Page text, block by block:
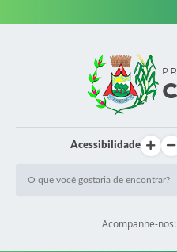
Acessibilidade
Acompanhe-nos: